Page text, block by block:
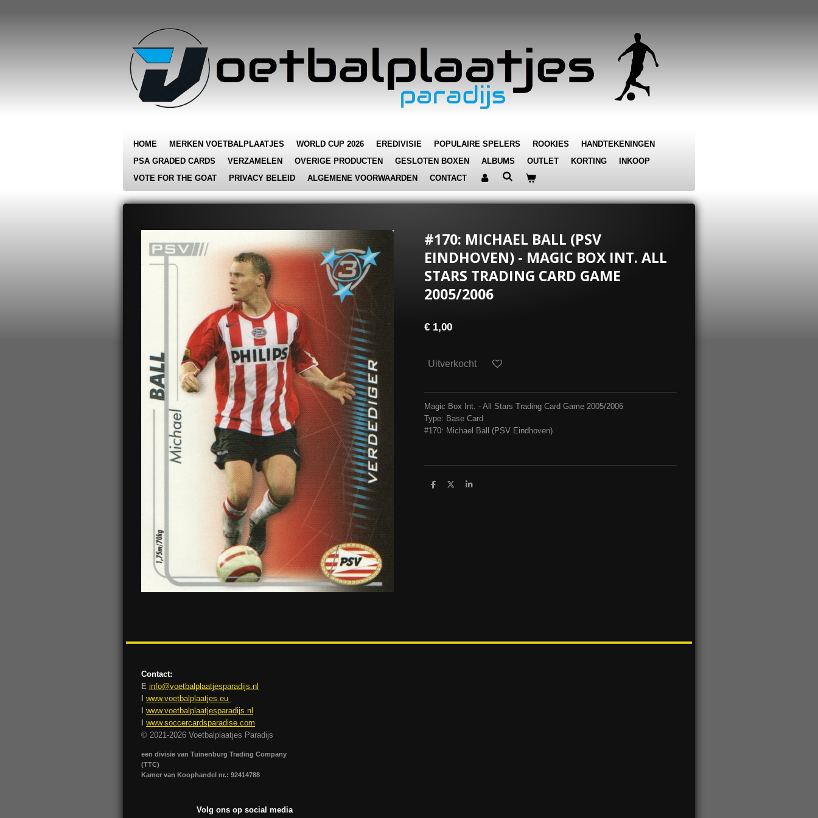
HOME MERKEN VOETBALPLAATJES WORLD CUP 2026 EREDIVISIE POPULAIRE SPELERS ROOKIES
HANDTEKENINGEN
PSA GRADED CARDS
VERZAMELEN OVERIGE PRODUCTEN GESLOTEN BOXEN ALBUMS OUTLET KORTING
INKOOP
VOTE FOR THE GOAT
PRIVACY BELEID ALGEMENE VOORWAARDEN CONTACT
#170: MICHAEL BALL (PSV
EINDHOVEN) - MAGIC BOX INT. ALL
STARS TRADING CARD GAME
2005/2006
€ 1,00
Uitverkocht
Magic Box Int. - All Stars Trading Card Game 2005/2006
Type: Base Card
#170: Michael Ball (PSV Eindhoven)
D
D
S
Contact:
E info@voetbalplaatjesparadijs.nl
I www.voetbalplaatjes.eu
I www.voetbalplaatjesparadijs.nl
I www.soccercardsparadise.com
© 2021-2026 Voetbalplaatjes Paradijs
een divisie van Tuinenburg Trading Company
(TTC)
Kamer van Koophandel nr.: 92414788
Volg ons op social media